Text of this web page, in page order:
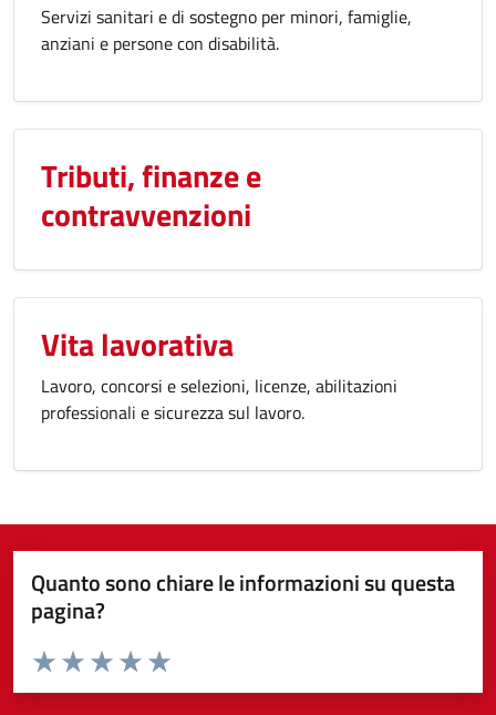
Servizi sanitari e di sostegno per minori, famiglie,
anziani e persone con disabilità.
Tributi, finanze e
contravvenzioni
Vita lavorativa
Lavoro, concorsi e selezioni, licenze, abilitazioni
professionali e sicurezza sul lavoro.
Quanto sono chiare le informazioni su questa
pagina?
Valuta da 1 a 5 stelle la pagina
Valuta 5 stelle su 5
Valuta 4 stelle su 5
Valuta 3 stelle su 5
Valuta 2 stelle su 5
Valuta 1 stelle su 5